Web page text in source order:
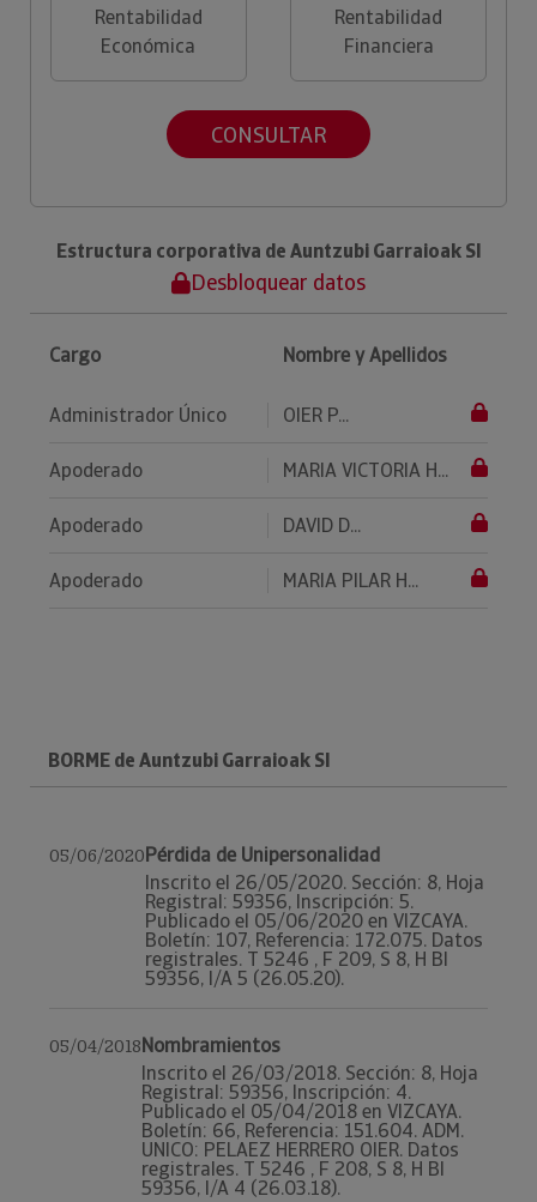
Rentabilidad
Económica
Rentabilidad
Financiera
CONSULTAR
Estructura corporativa de Auntzubi Garraioak Sl
Desbloquear datos
Cargo Nombre y Apellidos
Administrador Único OIER P...
Apoderado MARIA VICTORIA H...
Apoderado DAVID D...
Apoderado MARIA PILAR H...
BORME de Auntzubi Garraioak Sl
05/06/2020Pérdida de Unipersonalidad
Inscrito el 26/05/2020. Sección: 8, Hoja
Registral: 59356, Inscripción: 5.
Publicado el 05/06/2020 en VIZCAYA.
Boletín: 107, Referencia: 172.075. Datos
registrales. T 5246 , F 209, S 8, H BI
59356, I/A 5 (26.05.20).
05/04/2018Nombramientos
Inscrito el 26/03/2018. Sección: 8, Hoja
Registral: 59356, Inscripción: 4.
Publicado el 05/04/2018 en VIZCAYA.
Boletín: 66, Referencia: 151.604. ADM.
UNICO: PELAEZ HERRERO OIER. Datos
registrales. T 5246 , F 208, S 8, H BI
59356, I/A 4 (26.03.18).